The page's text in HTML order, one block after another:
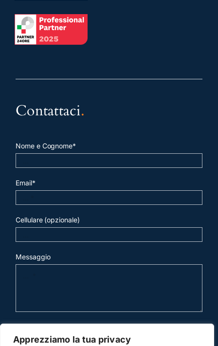
Apprezziamo la tua privacy
Contattaci.
Nome e Cognome*
Email*
Cellulare (opzionale)
Messaggio
invia mail